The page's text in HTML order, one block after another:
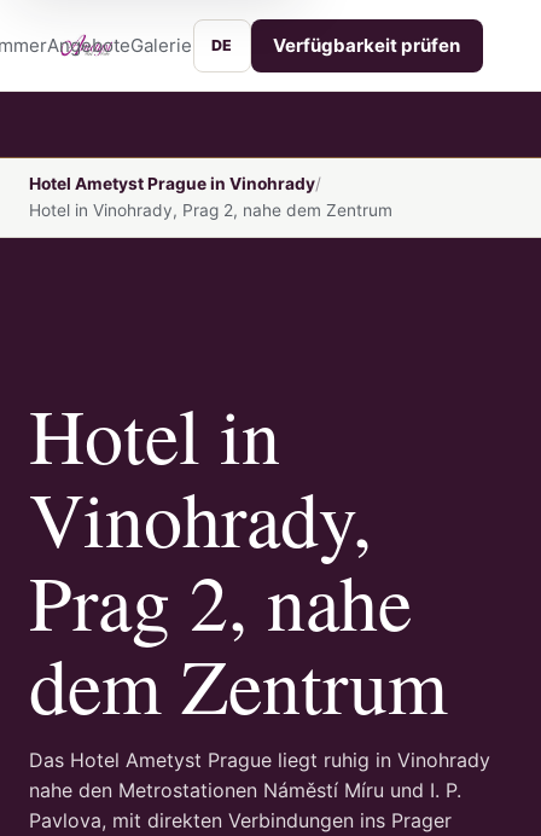
AngeboteGalerie Lage ServicesKontakt
DE Verfügbarkeit prüfen
Hotel Ametyst Prague in Vinohrady
Hotel in Vinohrady, Prag 2, nahe dem Zentrum
Hotel in
Vinohrady,
Prag 2, nahe
dem Zentrum
Das Hotel Ametyst Prague liegt ruhig in Vinohrady
nahe den Metrostationen Náměstí Míru und I. P.
Pavlova, mit direkten Verbindungen ins Prager